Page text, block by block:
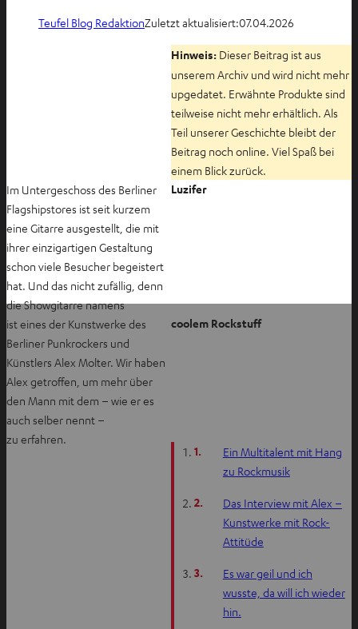
Teufel Blog RedaktionZuletzt aktualisiert:07.04.2026
Hinweis:Dieser Beitrag ist aus
unserem Archiv und wird nicht mehr
upgedatet. Erwähnte Produkte sind
teilweise nicht mehr erhältlich. Als
Teil unserer Geschichte bleibt der
Beitrag noch online. Viel Spaß bei
einem Blick zurück.
Im Untergeschoss des Berliner
Flagshipstores ist seit kurzem
eine Gitarre ausgestellt, die mit
ihrer einzigartigen Gestaltung
schon viele Besucher begeistert
hat. Und das nicht zufällig, denn
die Showgitarre namens
Luzifer
ist eines der Kunstwerke des
Berliner Punkrockers und
Künstlers Alex Molter. Wir haben
Alex getroffen, um mehr über
den Mann mit dem – wie er es
auch selber nennt –
coolem Rockstuff
zu erfahren.
1.
Ein Multitalent mit Hang
zu Rockmusik
2.
Das Interview mit Alex –
Kunstwerke mit Rock-
Attitüde
3.
Es war geil und ich
wusste, da will ich wieder
hin.